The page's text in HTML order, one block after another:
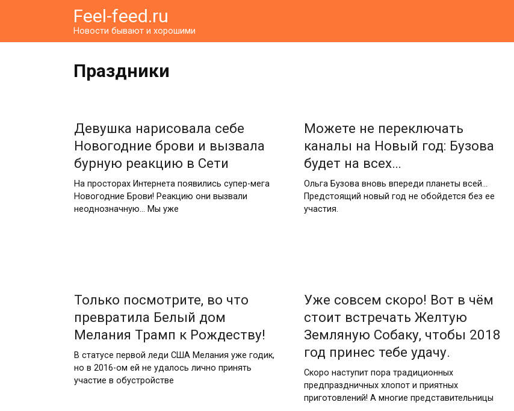
Feel-feed.ru
Новости бывают и хорошими
Праздники
Девушка нарисовала себе
Новогодние брови и вызвала
бурную реакцию в Сети
На просторах Интернета появились супер-мега
Новогодние Брови! Реакцию они вызвали
неоднозначную… Мы уже
Можете не переключать
каналы на Новый год: Бузова
будет на всех…
Ольга Бузова вновь впереди планеты всей…
Предстоящий новый год не обойдется без ее
участия.
Только посмотрите, во что
превратила Белый дом
Мелания Трамп к Рождеству!
В статусе первой леди США Мелания уже годик,
но в 2016-ом ей не удалось лично принять
участие в обустройстве
Уже совсем скоро! Вот в чём
стоит встречать Желтую
Земляную Собаку, чтобы 2018
год принес тебе удачу.
Скоро наступит пора традиционных
предпраздничных хлопот и приятных
приготовлений! А многие представительницы